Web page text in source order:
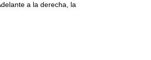
a la derecha, la